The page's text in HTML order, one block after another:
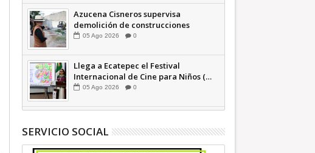
Cisneros: TEEM | INFORMATIVA
Azucena Cisneros supervisa
demolición de construcciones
ilegales en zona federal
05 Ago 2026 0
Llega a Ecatepec el Festival
Internacional de Cine para Niños (…
y no tan Niños) +Video INFORMATIVA
05 Ago 2026 0
SERVICIO SOCIAL